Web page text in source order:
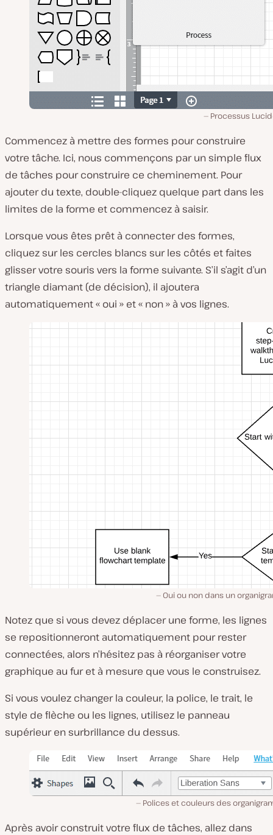
Processus
Commencez à mettre des formes pour construire
votre tâche. Ici, nous commençons par un simple flux
de tâches pour construire ce cheminement. Pour
ajouter du texte, double-cliquez quelque part dans les
limites de la forme et commencez à saisir.
Lorsque vous êtes prêt à connecter des formes,
cliquez sur les cercles blancs sur les côtés et faites
glisser votre souris vers la forme suivante. S’il s’agit d’un
triangle diamant (de décision), il ajoutera
automatiquement « oui » et « non » à vos lignes.
Oui ou non dans un
Notez que si vous devez déplacer une forme, les lignes
se repositionneront automatiquement pour rester
connectées, alors n’hésitez pas à réorganiser votre
graphique au fur et à mesure que vous le construisez.
Si vous voulez changer la couleur, la police, le trait, le
style de flèche ou les lignes, utilisez le panneau
supérieur en surbrillance du dessus.
Polices et couleurs des
Après avoir construit votre flux de tâches, allez dans